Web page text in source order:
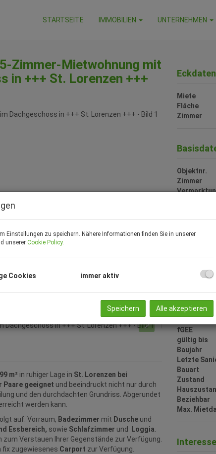
STARTSEITE IMMOBILIEN UNTERNEHMEN
Zimmer-Mietwohnung mit
in +++ St. Lorenzen +++
m² in ruhiger Lage in St. Lorenzen bei
Paare geeignet und beeindruckt nicht nur durch
und den durchdachten Grundriss. Abgerundet
werden kann.
auf: Vorraum, Badezimmer mit Dusche und
Essbereich, sowie Schlafzimmer und Loggia.
Verstauen Ihrer Gegenstände zur Verfügung.
fix zugewiesenes Carport zur Verfügung.
Eckdaten
Miete
Fläche
Zimmer
Objektnr.
Zimmer
Stellplätze
Keller
fGEE
gültig bis
Baujahr
Letzte
Bauart
Zustand
Beziehbar
Max.
Einstellungen zu speichern. Nähere Informationen finden Sie in unserer
unserer Cookie Policy.
Cookies immer aktiv
Speichern Alle akzeptieren